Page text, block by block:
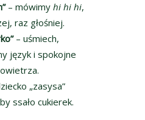
– mówimy hi hi hi,
raz głośniej.
– uśmiech,
język i spokojne
„zasysa”
ssało cukierek.